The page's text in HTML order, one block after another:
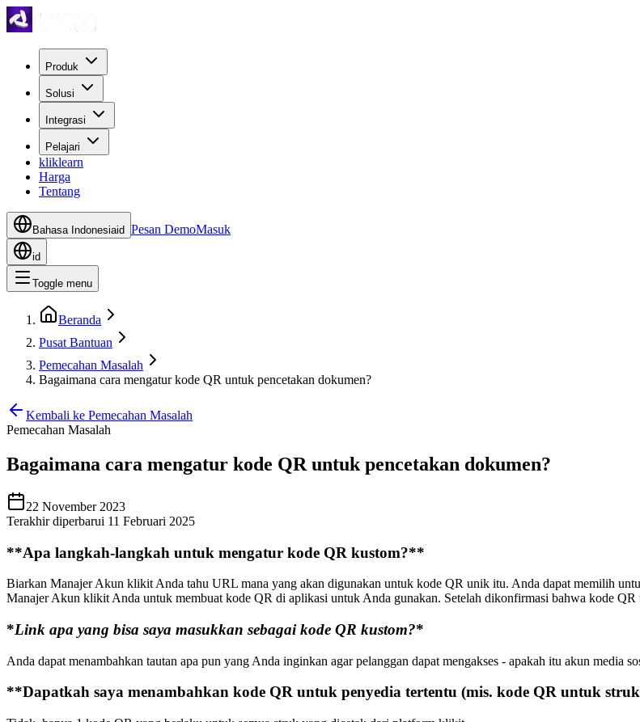
Produk
Solusi
Integrasi
Pelajari
kliklearn
Harga
Tentang
Bahasa Indonesiaid Pesan DemoMasuk
id
Toggle menu
Beranda
Pusat Bantuan
Pemecahan Masalah
Bagaimana cara mengatur kode QR untuk pencetakan dokumen?
Kembali ke Pemecahan Masalah
Pemecahan Masalah
Bagaimana cara mengatur kode QR untuk pencetakan dokumen?
22 November 2023
Terakhir diperbarui 11 Februari 2025
**Apa langkah-langkah untuk mengatur kode QR kustom?**
Biarkan Manajer Akun klikit Anda tahu URL mana yang akan digunakan untuk kode QR unik itu. Anda dapat memilih
Manajer Akun klikit Anda untuk membuat kode QR di aplikasi untuk Anda gunakan. Setelah dikonfirmasi bahwa kode
*Link apa yang bisa saya masukkan sebagai kode QR kustom?*
Anda dapat menambahkan tautan apa pun yang Anda inginkan agar pelanggan dapat mengakses - apakah itu akun media
**Dapatkah saya menambahkan kode QR untuk penyedia tertentu (mis. kode QR untuk